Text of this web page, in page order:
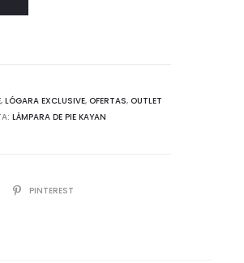
, LÓGARA EXCLUSIVE, OFERTAS, OUTLET
LÁMPARA DE PIE KAYAN
PINTEREST